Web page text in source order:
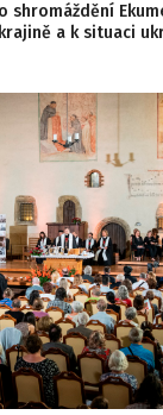
shromáždění
a k situaci